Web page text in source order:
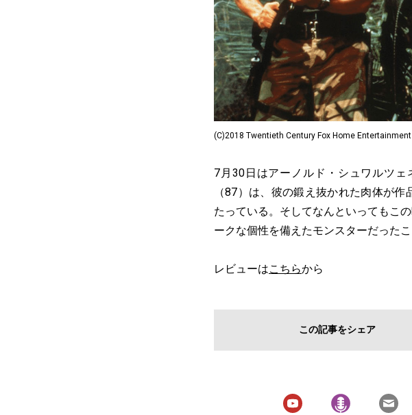
(C)2018 Twentieth Century Fox Home
7月30日はアーノルド・シュワルツェ
（87）は、彼の鍛え抜かれた肉体が
たっている。そしてなんといってもこ
ークな個性を備えたモンスターだったこ
レビューはこちらから
この記事をシェア